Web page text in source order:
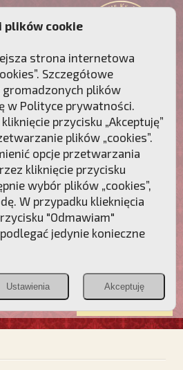
sumienia Polaków!
PCh24.pl
Przymierze
FATIMY WESPRZYJ
NAS
plików cookie
strona internetowa
Szczegółowe
plików
w Polityce prywatności.
przycisku „Akceptuję”
plików „cookies”.
opcje przetwarzania
kliknięcie przycisku
wybór plików „cookies”,
W przypadku klieknięcia
"Odmawiam"
jedynie konieczne
Ustawienia Akceptuję